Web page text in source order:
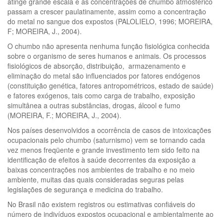
passam a crescer paulatinamente, assim como a concentração
do metal no sangue dos expostos (PALOLIELO, 1996; MOREIRA,
F; MOREIRA, J., 2004).
O chumbo não apresenta nenhuma função fisiológica conhecida
sobre o organismo de seres humanos e animais. Os processos
fisiológicos de absorção, distribuição, armazenamento e
eliminação do metal são influenciados por fatores endógenos
(constituição genética, fatores antropométricos, estado de saúde)
e fatores exógenos, tais como carga de trabalho, exposição
simultânea a outras substâncias, drogas, álcool e fumo
(MOREIRA, F.; MOREIRA, J., 2004).
Nos países desenvolvidos a ocorrência de casos de intoxicações
ocupacionais pelo chumbo (saturnismo) vem se tornando cada
vez menos freqüente e grande investimento tem sido feito na
identificação de efeitos à saúde decorrentes da exposição a
baixas concentrações nos ambientes de trabalho e no meio
ambiente, muitas das quais consideradas seguras pelas
legislações de segurança e medicina do trabalho.
No Brasil não existem registros ou estimativas confiáveis do
número de indivíduos expostos ocupacional e ambientalmente ao